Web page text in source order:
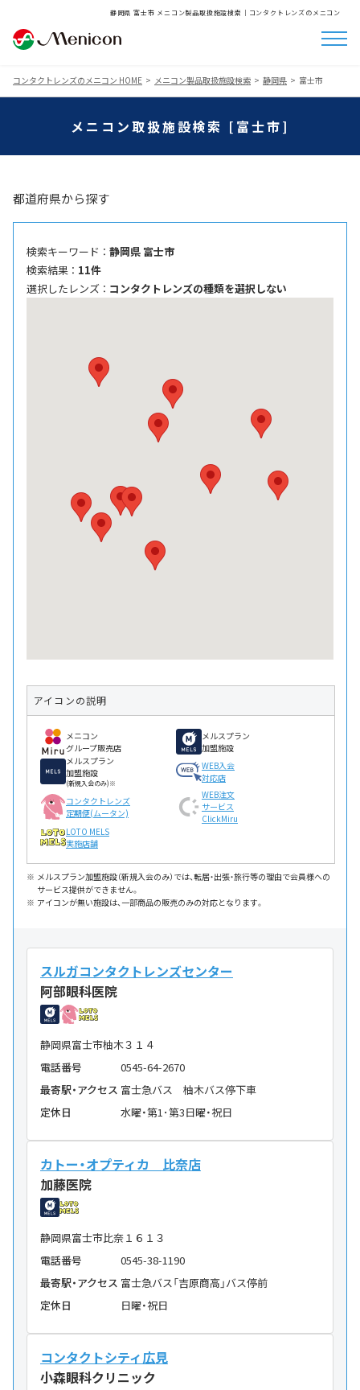
静岡県 富士市 メニコン製品取扱施設検索│コンタクトレンズのメニコン
コンタクトレンズのメニコン HOME メニコン製品取扱施設検索 静岡県 富士市
メニコン取扱施設検索 [富士市]
都道府県から探す
検索キーワード ： 静岡県 富士市
検索結果 ： 11件
選択したレンズ ： コンタクトレンズの種類を選択しない
アイコンの説明
メニコン
グループ販売店
メルスプラン
加盟施設
メルスプラン
加盟施設
(新規入会のみ)※
WEB入会
対応店
コンタクトレンズ
定期便(ムータン)
WEB注文
サービス
ClickMiru
LOTO MELS
実施店舗
メルスプラン加盟施設（新規入会のみ）では、転居・出張・旅行等の理由で会員様への
サービス提供ができません。
アイコンが無い施設は、一部商品の販売のみの対応となります。
スルガコンタクトレンズセンター
阿部眼科医院
静岡県富士市柚木３１４
電話番号
0545-64-2670
最寄駅・アクセス 富士急バス 柚木バス停下車
定休日
水曜・第1･第3日曜・祝日
カトー・オプティカ 比奈店
加藤医院
静岡県富士市比奈１６１３
電話番号
0545-38-1190
最寄駅・アクセス 富士急バス「吉原商高」バス停前
定休日
日曜・祝日
コンタクトシティ広見
小森眼科クリニック